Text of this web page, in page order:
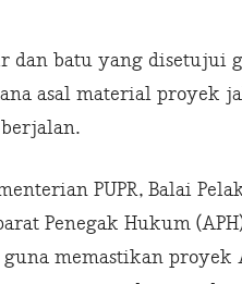
dan batu yang disetujui
asal material proyek
PUPR, Balai
Penegak Hukum
memastikan proyek